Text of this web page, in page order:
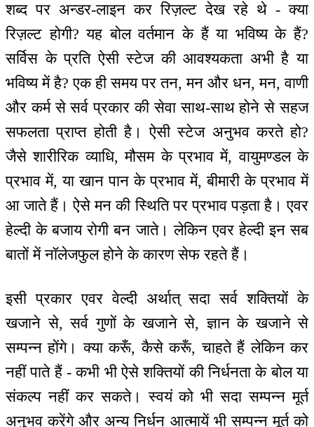
शब्द पर अन्डर-लाइन कर रिज़ल्ट देख रहे थे - क्या
रिज़ल्ट होगी? यह बोल वर्तमान के हैं या भविष्य के हैं?
सर्विस के प्रति ऐसी स्टेज की आवश्यकता अभी है या
भविष्य में है? एक ही समय पर तन, मन और धन, मन, वाणी
और कर्म से सर्व प्रकार की सेवा साथ-साथ होने से सहज
सफलता प्राप्त होती है। ऐसी स्टेज अनुभव करते हो?
जैसे शारीरिक व्याधि, मौसम के प्रभाव में, वायुमण्डल के
प्रभाव में, या खान पान के प्रभाव में, बीमारी के प्रभाव में
आ जाते हैं। ऐसे मन की स्थिति पर प्रभाव पड़ता है। एवर
हेल्दी के बजाय रोगी बन जाते। लेकिन एवर हेल्दी इन सब
बातों में नॉलेजफुल होने के कारण सेफ रहते हैं।
इसी प्रकार एवर वेल्दी अर्थात् सदा सर्व शक्तियों के
खजाने से, सर्व गुणों के खजाने से, ज्ञान के खजाने से
सम्पन्न होंगे। क्या करूँ, कैसे करूँ, चाहते हैं लेकिन कर
नहीं पाते हैं - कभी भी ऐसे शक्तियों की निर्धनता के बोल या
संकल्प नहीं कर सकते। स्वयं को भी सदा सम्पन्न मूर्त
अनुभव करेंगे और अन्य निर्धन आत्मायें भी सम्पन्न मूर्त को